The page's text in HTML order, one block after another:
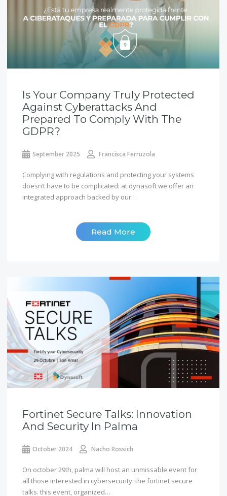
Is Your Company Truly Protected
Against Cyberattacks And
Prepared To Comply With The
GDPR?
September 2025 Francisca Ferruzola
Complying with regulations and protecting your systems
doesn’t have to be complicated: at dynasoft we offer an
integrated approach backed by our…
Read More
Fortinet Secure Talks: Innovation
And Security In Palma
October 2024 Nacho Rossich
On october 29th, palma will host an unmissable event for
all those interested in cybersecurity: the fortinet secure
talks. this event, organized…